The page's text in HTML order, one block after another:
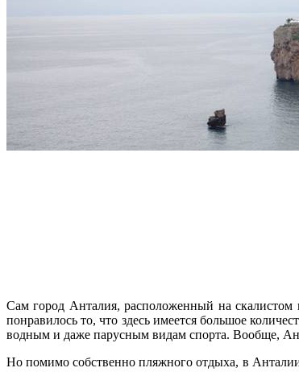
Сам город Анталия, расположенный на
понравилось то, что здесь имеется большое
водным и даже парусным видам спорта. Вообще,
Но помимо собственно пляжного отдыха, в